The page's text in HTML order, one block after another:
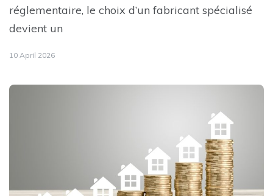
réglementaire, le choix d’un fabricant spécialisé
devient un
10 April 2026